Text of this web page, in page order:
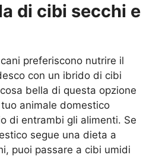
di cibi secchi e
preferiscono nutrire il
con un ibrido di cibi
bella di questa opzione
animale domestico
di entrambi gli alimenti. Se
segue una dieta a
puoi passare a cibi umidi